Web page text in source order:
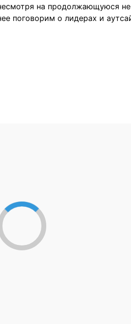
на продолжающуюся
поговорим о лидерах и